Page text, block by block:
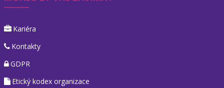
Kariéra
Kontakty
GDPR
Etický kodex organizace